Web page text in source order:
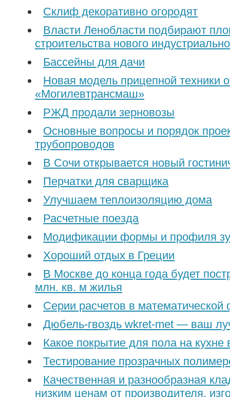
Склиф декоративно огородят
Власти Ленобласти подбирают
строительства нового
Бассейны для дачи
Новая модель прицепной техники
«Могилевтрансмаш»
РЖД продали зерновозы
Основные вопросы и порядок
трубопроводов
В Сочи открывается новый
Перчатки для сварщика
Улучшаем теплоизоляцию дома
Расчетные поезда
Модификации формы и профиля
Хороший отдых в Греции
В Москве до конца года будет
млн. кв. м жилья
Серии расчетов в
Дюбель-гвоздь wkret-met — ваш
Какое покрытие для пола на кухне
Тестирование прозрачных
Качественная и разнообразная
низким ценам от производителя,